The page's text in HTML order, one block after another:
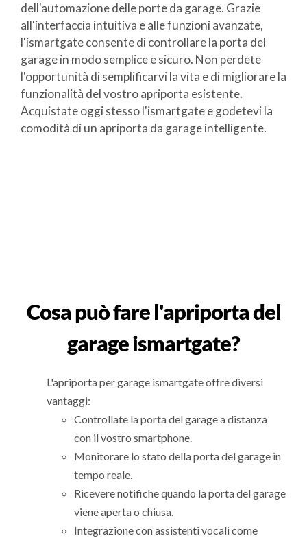
dell'automazione delle porte da garage. Grazie
all'interfaccia intuitiva e alle funzioni avanzate,
l'ismartgate consente di controllare la porta del
garage in modo semplice e sicuro. Non perdete
l'opportunità di semplificarvi la vita e di migliorare la
funzionalità del vostro apriporta esistente.
Acquistate oggi stesso l'ismartgate e godetevi la
comodità di un apriporta da garage intelligente.
Cosa può fare l'apriporta del
garage ismartgate?
L'apriporta per garage ismartgate offre diversi
vantaggi:
Controllate la porta del garage a distanza
con il vostro smartphone.
Monitorare lo stato della porta del garage in
tempo reale.
Ricevere notifiche quando la porta del garage
viene aperta o chiusa.
Integrazione con assistenti vocali come